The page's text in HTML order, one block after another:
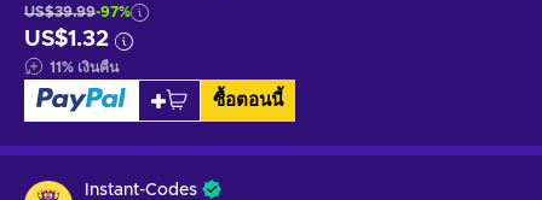
US$39.99-97%
US$1.32
11% เงินคืน
ซื้อตอนนี้
Instant-Codes